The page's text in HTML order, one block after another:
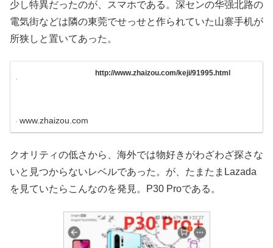
少し特異だったのが、スマホである。深センの华强北路の
電気街などは隣の東莞でせっせと作られていた山寨手机が
所狭しと置いてあった。
http://www.zhaizou.com/keji/91995.html
www.zhaizou.com
クオリティの低さから、海外では物好きがわざわざ探さな
いと見つからないレベルであった。が、たまたまLazada
を見ていたらこんなのを発見。P30 Proである。